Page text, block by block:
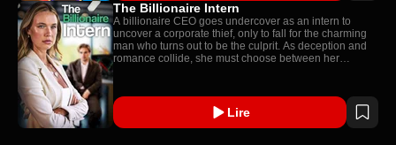
The Billionaire Intern
A billionaire CEO goes undercover as an intern to
uncover a corporate thief, only to fall for the charming
man who turns out to be the culprit. As deception and
romance collide, she must choose between her
Lire